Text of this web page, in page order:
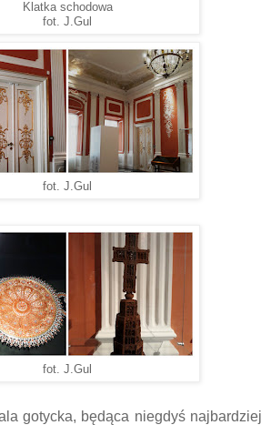
Klatka schodowa
fot. J.Gul
fot. J.Gul
fot. J.Gul
gotycka, będąca niegdyś najbardziej